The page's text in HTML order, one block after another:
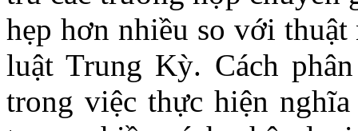
hẹp hơn nhiều so với
luật Trung Kỳ. Cách
trong việc thực hiện